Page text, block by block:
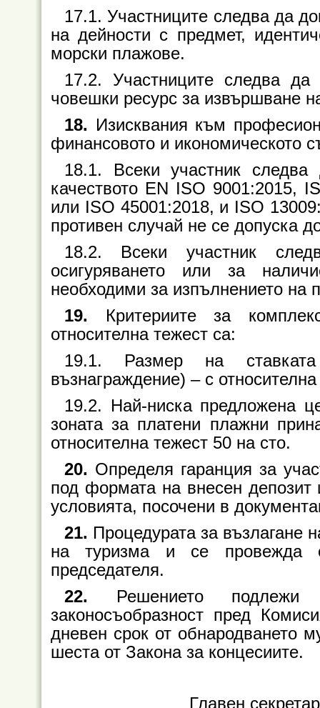
17.1. Участниците следва да
на дейности с предмет,
морски плажове.
17.2. Участниците следва да
човешки ресурс за извършване
18. Изисквания към
финансовото и икономическото
18.1. Всеки участник
качеството EN ISO 9001:2015,
или ISO 45001:2018, и ISO
противен случай не се допуска
18.2. Всеки участник
осигуряването или за
необходими за изпълнението на
19. Критериите за
относителна тежест са:
19.1. Размер на
възнаграждение) – с
19.2. Най-ниска предложена
зоната за платени плажни
относителна тежест 50 на сто.
20. Определя гаранция за
под формата на внесен депозит
условията, посочени в
21. Процедурата за възлагане
на туризма и се провежда
председателя.
22. Решението подлежи
законосъобразност пред
дневен срок от обнародването
шеста от Закона за концесиите.
Главен